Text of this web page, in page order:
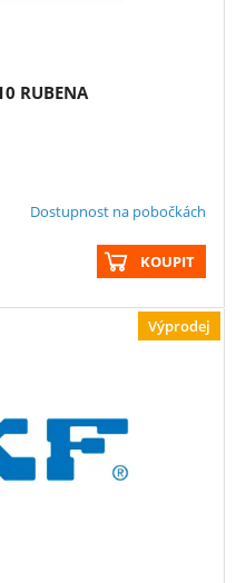
RUBENA
Dostupnost na pobočkách
KOUPIT
Výprodej